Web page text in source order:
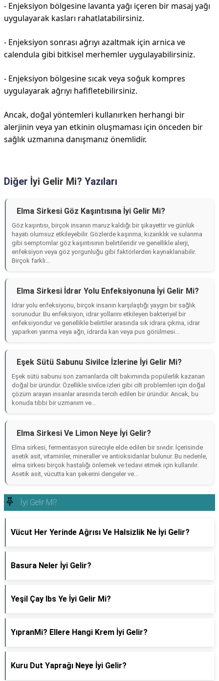
- Enjeksiyon bölgesine lavanta yağı içeren bir masaj yağı
uygulayarak kasları rahatlatabilirsiniz.
- Enjeksiyon sonrası ağrıyı azaltmak için arnica ve
calendula gibi bitkisel merhemler uygulayabilirsiniz.
- Enjeksiyon bölgesine sıcak veya soğuk kompres
uygulayarak ağrıyı hafifletebilirsiniz.
Ancak, doğal yöntemleri kullanırken herhangi bir
alerjinin veya yan etkinin oluşmaması için önceden bir
sağlık uzmanına danışmanız önemlidir.
Diğer İyi Gelir Mi? Yazıları
Elma Sirkesi Göz Kaşıntısına İyi Gelir Mi?
Göz kaşıntısı, birçok insanın maruz kaldığı bir şikayettir ve günlük
hayatı olumsuz etkileyebilir. Gözlerde kaşınma, kızarıklık ve sulanma
gibi semptomlar göz kaşıntısının belirtileridir ve genellikle alerji,
enfeksiyon veya göz yorgunluğu gibi faktörlerden kaynaklanabilir.
Birçok farklı...
Elma Sirkesi İdrar Yolu Enfeksiyonuna İyi Gelir Mi?
İdrar yolu enfeksiyonu, birçok insanın karşılaştığı yaygın bir sağlık
sorunudur. Bu enfeksiyon, idrar yollarını etkileyen bakteriyel bir
enfeksiyondur ve genellikle belirtiler arasında sık idrara çıkma, idrar
yaparken yanma veya ağrı, idrarda kan veya pus görülmesi...
Eşek Sütü Sabunu Sivilce İzlerine İyi Gelir Mi?
Eşek sütü sabunu son zamanlarda cilt bakımında popülerlik kazanan
doğal bir üründür. Özellikle sivilce izleri gibi cilt problemleri için doğal
çözüm arayan insanlar arasında tercih edilen bir üründür. Ancak, bu
konuda tıbbi bir uzmanım ve...
Elma Sirkesi Ve Limon Neye İyi Gelir?
Elma sirkesi, fermentasyon süreciyle elde edilen bir sıvıdır. İçerisinde
asetik asit, vitaminler, mineraller ve antioksidanlar bulunur. Bu nedenle,
elma sirkesi birçok hastalığı önlemek ve tedavi etmek için kullanılır.
Asetik asit, vücutta kan şekerini dengeler ve...
İyi Gelir Mi?
Vücut Her Yerinde Ağrısı Ve Halsizlik Ne İyi Gelir?
Basura Neler İyi Gelir?
Yeşil Çay Ibs Ye İyi Gelir Mi?
YıpranMi? Ellere Hangi Krem İyi Gelir?
Kuru Dut Yaprağı Neye İyi Gelir?